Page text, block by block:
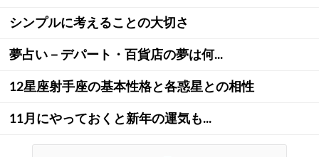
シンプルに考えることの大切さ
夢占い－デパート・百貨店の夢は何...
12星座射手座の基本性格と各惑星との相性
11月にやっておくと新年の運気も...